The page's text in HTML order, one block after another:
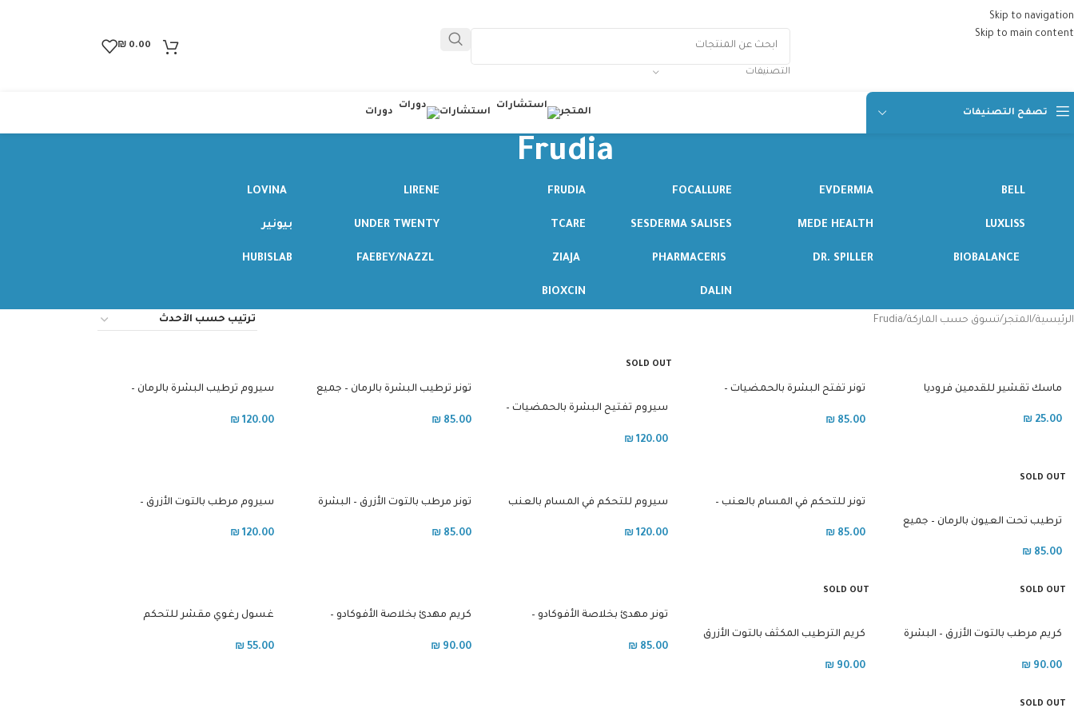
Skip to navigation
Skip to main content
التصنيفات
₪ 0.00
تصفح التصنيفات المتجر استشارات دورات
Frudia
BELL
EVDERMIA
FOCALLURE
FRUDIA
LIRENE
LOVINA
LUXLISS
MEDE HEALTH
SESDERMA SALISES
TCARE
UNDER TWENTY بيونير
BIOBALANCE
DR. SPILLER
PHARMACERIS
ZIAJA
FAEBEY/NAZZL
HUBISLAB
DALIN
BIOXCIN
الرئيسية المتجر تسوق حسب الماركة Frudia
ماسك تقشير للقدمين فروديا
₪ 25.00
تونر تفتح البشرة بالحمضيات –
₪85.00
SOLD OUT
سيروم تفتيح البشرة بالحمضيات –
₪ 120.00
تونر ترطيب البشرة بالرمان – جميع
₪85.00
سيروم ترطيب البشرة بالرمان –
₪ 120.00
SOLD OUT
ترطيب تحت العيون بالرمان – جميع
₪ 85.00
تونر للتحكم في المسام بالعنب –
₪85.00
سيروم للتحكم في المسام بالعنب
₪ 120.00
تونر مرطب بالتوت الأزرق – البشرة
₪85.00
سيروم مرطب بالتوت الأزرق –
₪ 120.00
SOLD OUT
كريم مرطب بالتوت الأزرق – البشرة
₪ 90.00
SOLD OUT
كريم الترطيب المكثف بالتوت الأزرق
₪90.00
تونر مهدئ بخلاصة الأفوكادو –
₪ 85.00
كريم مهدئ بخلاصة الأفوكادو –
₪90.00
غسول رغوي مقشر للتحكم
₪ 55.00
SOLD OUT